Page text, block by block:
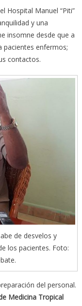
Hospital Manuel “Piti”
y una
insomne desde que a
pacientes enfermos;
contactos.
de desvelos y
los pacientes. Foto:
del personal.
Medicina Tropical